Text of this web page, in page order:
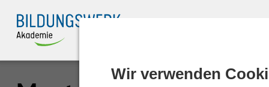
Zuklappen
Wir verwenden
Wir verwenden